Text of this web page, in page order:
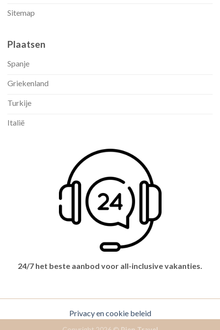
Sitemap
Plaatsen
Spanje
Griekenland
Turkije
Italië
24/7 het beste aanbod voor all-inclusive vakanties.
Privacy en cookie beleid